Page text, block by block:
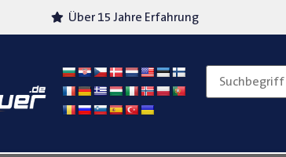
Über 15 Jahre Erfahrung